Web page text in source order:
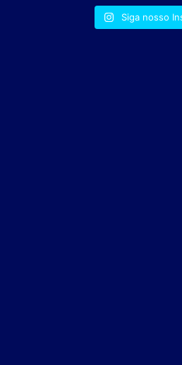
Siga nosso